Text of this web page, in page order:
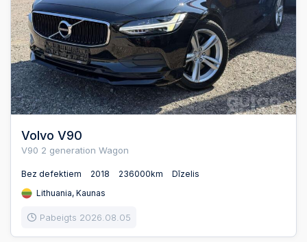
Volvo V90
V90 2 generation Wagon
Bez defektiem 2018 236000km
Dīzelis
Lithuania, Kaunas
Pabeigts 2026.08.05